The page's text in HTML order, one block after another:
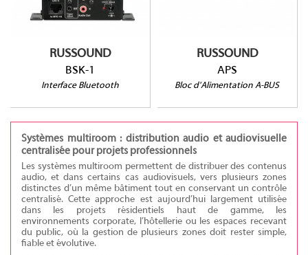
RUSSOUND
BSK-1
Interface Bluetooth
Déport Max. Centrale :
90m
RUSSOUND
APS
Bloc d'Alimentation A-BUS
Systèmes multiroom : distribution audio et audiovisuelle
centralisée pour projets professionnels
Les systèmes multiroom permettent de distribuer des contenus
audio, et dans certains cas audiovisuels, vers plusieurs zones
distinctes d’un même bâtiment tout en conservant un contrôle
centralisé. Cette approche est aujourd’hui largement utilisée
dans les projets résidentiels haut de gamme, les
environnements corporate, l’hôtellerie ou les espaces recevant
du public, où la gestion de plusieurs zones doit rester simple,
fiable et évolutive.